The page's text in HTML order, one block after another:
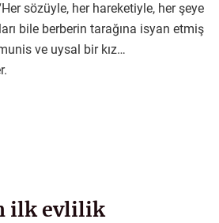
sözüyle, her hareketiyle, her şeye
bile berberin tarağına isyan etmiş
ve uysal bir kız…
ilk evlilik